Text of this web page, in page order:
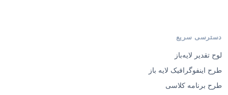
دسترسی سریع
لوح تقدیر لایه‌باز
طرح اینفوگرافیک لایه باز
طرح برنامه کلاسی